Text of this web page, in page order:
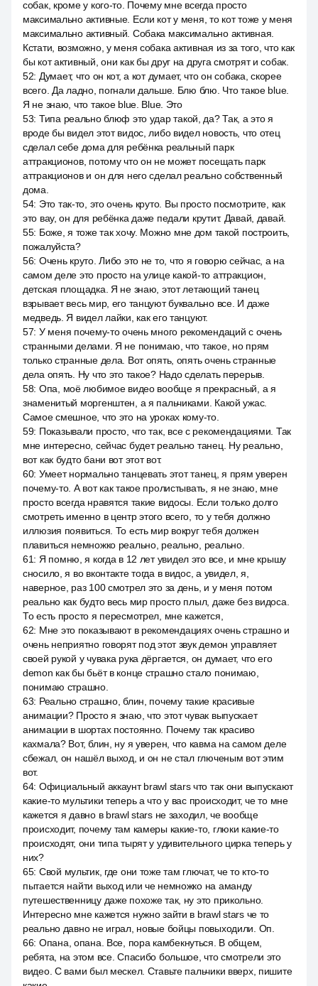
собак, кроме у кого-то. Почему мне всегда просто
максимально активные. Если кот у меня, то кот тоже у меня
максимально активный. Собака максимально активная.
Кстати, возможно, у меня собака активная из за того, что как
бы кот активный, они как бы друг на друга смотрят и собак.
52: Думает, что он кот, а кот думает, что он собака, скорее
всего. Да ладно, погнали дальше. Блю блю. Что такое blue.
Я не знаю, что такое blue. Blue. Это
53: Типа реально блюф это удар такой, да? Так, а это я
вроде бы видел этот видос, либо видел новость, что отец
сделал себе дома для ребёнка реальный парк
аттракционов, потому что он не может посещать парк
аттракционов и он для него сделал реально собственный
дома.
54: Это так-то, это очень круто. Вы просто посмотрите, как
это вау, он для ребёнка даже педали крутит. Давай, давай.
55: Боже, я тоже так хочу. Можно мне дом такой построить,
пожалуйста?
56: Очень круто. Либо это не то, что я говорю сейчас, а на
самом деле это просто на улице какой-то аттракцион,
детская площадка. Я не знаю, этот летающий танец
взрывает весь мир, его танцуют буквально все. И даже
медведь. Я видел лайки, как его танцуют.
57: У меня почему-то очень много рекомендаций с очень
странными делами. Я не понимаю, что такое, но прям
только странные дела. Вот опять, опять очень странные
дела опять. Ну что это такое? Надо сделать перерыв.
58: Опа, моё любимое видео вообще я прекрасный, а я
знаменитый моргенштен, а я пальчиками. Какой ужас.
Самое смешное, что это на уроках кому-то.
59: Показывали просто, что так, все с рекомендациями. Так
мне интересно, сейчас будет реально танец. Ну реально,
вот как будто бани вот этот вот.
60: Умеет нормально танцевать этот танец, я прям уверен
почему-то. А вот как такое пролистывать, я не знаю, мне
просто всегда нравятся такие видосы. Если только долго
смотреть именно в центр этого всего, то у тебя должно
иллюзия появиться. То есть мир вокруг тебя должен
плавиться немножко реально, реально, реально.
61: Я помню, я когда в 12 лет увидел это все, и мне крышу
сносило, я во вконтакте тогда в видос, а увидел, я,
наверное, раз 100 смотрел это за день, и у меня потом
реально как будто весь мир просто плыл, даже без видоса.
То есть просто я пересмотрел, мне кажется,
62: Мне это показывают в рекомендациях очень страшно и
очень неприятно говорят под этот звук демон управляет
своей рукой у чувака рука дёргается, он думает, что его
demon как бы бьёт в конце страшно стало понимаю,
понимаю страшно.
63: Реально страшно, блин, почему такие красивые
анимации? Просто я знаю, что этот чувак выпускает
анимации в шортах постоянно. Почему так красиво
кахмала? Вот, блин, ну я уверен, что кавма на самом деле
сбежал, он нашёл выход, и он не стал глюченым вот этим
вот.
64: Официальный аккаунт brawl stars что так они выпускают
какие-то мультики теперь а что у вас происходит, че то мне
кажется я давно в brawl stars не заходил, че вообще
происходит, почему там камеры какие-то, глюки какие-то
происходят, они типа тырят у удивительного цирка теперь у
них?
65: Свой мультик, где они тоже там глючат, че то кто-то
пытается найти выход или че немножко на аманду
путешественницу даже похоже так, ну это прикольно.
Интересно мне кажется нужно зайти в brawl stars че то
реально давно не играл, новые бойцы повыходили. Оп.
66: Опана, опана. Все, пора камбекнуться. В общем,
ребята, на этом все. Спасибо большое, что смотрели это
видео. С вами был мескел. Ставьте пальчики вверх, пишите